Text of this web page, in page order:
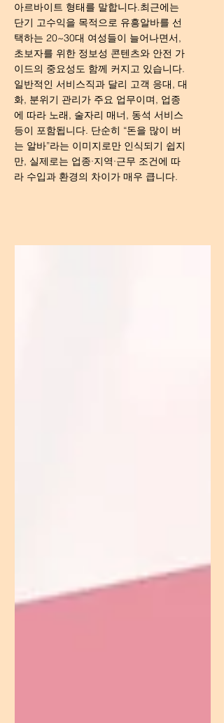
아르바이트 형태를 말합니다.최근에는
단기 고수익을 목적으로 유흥알바를 선
택하는 20~30대 여성들이 늘어나면서,
초보자를 위한 정보성 콘텐츠와 안전 가
이드의 중요성도 함께 커지고 있습니다.
일반적인 서비스직과 달리 고객 응대, 대
화, 분위기 관리가 주요 업무이며, 업종
에 따라 노래, 술자리 매너, 동석 서비스
등이 포함됩니다. 단순히 “돈을 많이 버
는 알바”라는 이미지로만 인식되기 쉽지
만, 실제로는 업종·지역·근무 조건에 따
라 수입과 환경의 차이가 매우 큽니다.